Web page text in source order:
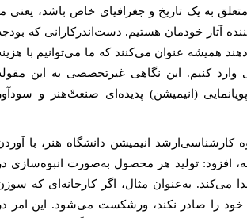
به یک تاریخ و جغرافیای خاص باشد، یعنی ما
آثار خودمان هستیم. دست‌اندرکارانی که بودجه
همیشه عنوان می‌کنند که ما می‌توانیم با هزینه
کنیم. این نگاهی غیرتخصصی به این مقوله
(انیمیشن) پدیده‌ای صنعتْ‌هنر و سودآور
انیمیشن دانشگاه هنر، با آوردن
افزود:تولید هر محصول به‌صورت انبوه‌سازی در
می‌کند.به‌عنوان مثال، اگر کارخانه‌ای که سوزن
را صادر نکند، ورشکست می‌شود. این امر در